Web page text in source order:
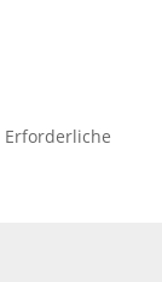
Erforderliche